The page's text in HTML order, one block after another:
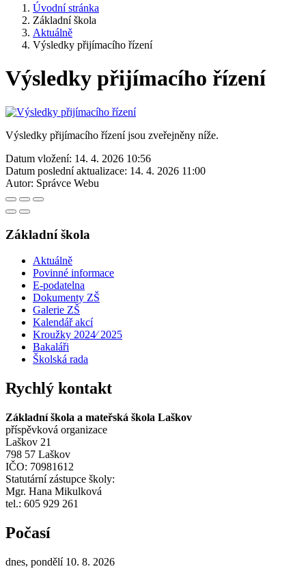
Úvodní stránka
Základní škola
Aktuálně
Výsledky přijímacího řízení
Výsledky přijímacího řízení
Výsledky přijímacího řízení jsou zveřejněny níže.
Datum vložení: 14. 4. 2026 10:56
Datum poslední aktualizace: 14. 4. 2026 11:00
Autor: Správce Webu
Základní škola
Aktuálně
Povinné informace
E-podatelna
Dokumenty ZŠ
Galerie ZŠ
Kalendář akcí
Kroužky 2024⁄ 2025
Bakaláři
Školská rada
Rychlý kontakt
Základní škola a mateřská škola Laškov
příspěvková organizace
Laškov 21
798 57 Laškov
IČO: 70981612
Statutární zástupce školy:
Mgr. Hana Mikulková
tel.: 605 929 261
Počasí
dnes, pondělí 10. 8. 2026